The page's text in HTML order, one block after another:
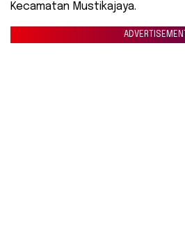
Kecamatan Mustikajaya.
ADVERTISEMENT